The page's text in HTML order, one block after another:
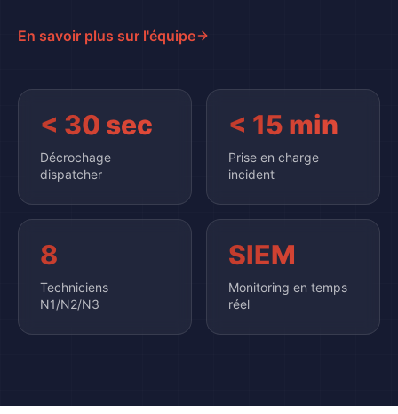
En savoir plus sur l'équipe
< 30 sec
Décrochage
dispatcher
< 15 min
Prise en charge
incident
8
Techniciens
N1/N2/N3
SIEM
Monitoring en temps
réel